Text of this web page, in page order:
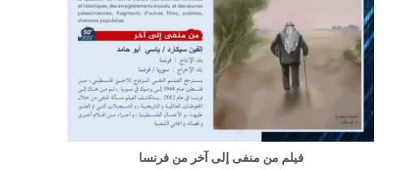
فيلم من منفى إلى آخر من فرنسا